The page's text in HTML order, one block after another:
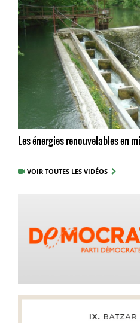
Les énergies renouvelables en
VOIR TOUTES LES VIDÉOS